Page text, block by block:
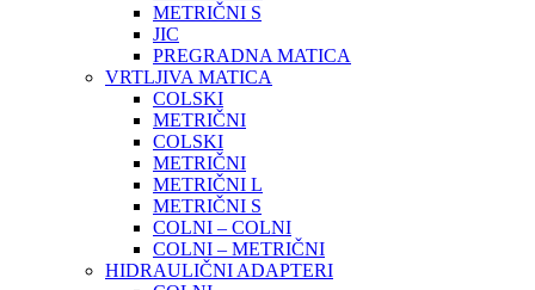
METRIČNI S
JIC
PREGRADNA MATICA
VRTLJIVA MATICA
COLSKI
METRIČNI
COLSKI
METRIČNI
METRIČNI L
METRIČNI S
COLNI – COLNI
COLNI – METRIČNI
HIDRAULIČNI ADAPTERI